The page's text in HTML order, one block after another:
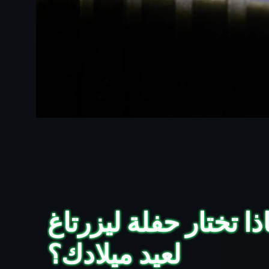
تختار حفلة ليزرتاغ
لعيد ميلادك؟